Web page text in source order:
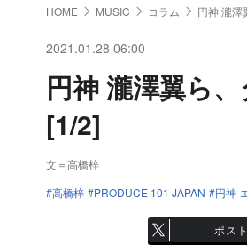
HOME MUSIC コラム 円神 瀧澤
2021.01.28 06:00
円神 瀧澤翼ら
[1/2]
文＝高橋梓
高橋梓
PRODUCE 101 JAPAN 円神-
ポスト